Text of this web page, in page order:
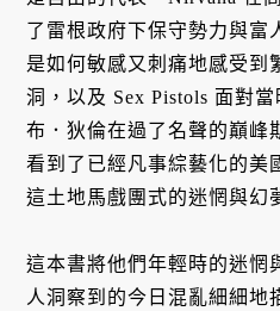
了雷根政府下保守勢力與富
是如何敏感又刺痛地感受到
洞，以及 Sex Pistols 面對
布．狄倫在過了名聲的巔峰
看到了已經凡事綜藝化的美
這土地馬戲團式的迷惘與幻
這本書將他們年輕時的迷惘
人洞察到的今日混亂細細地